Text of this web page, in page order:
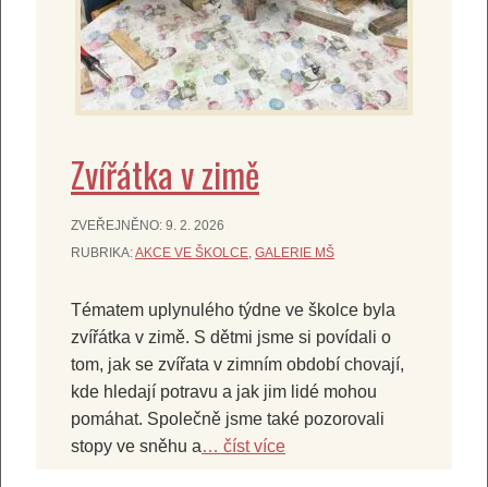
Zvířátka v zimě
ZVEŘEJNĚNO: 9. 2. 2026
RUBRIKA:AKCE VE ŠKOLCE GALERIE MŠ
Tématem uplynulého týdne ve školce byla
zvířátka v zimě. S dětmi jsme si povídali o
tom, jak se zvířata v zimním období chovají,
kde hledají potravu a jak jim lidé mohou
pomáhat. Společně jsme také pozorovali
stopy ve sněhu a… číst více